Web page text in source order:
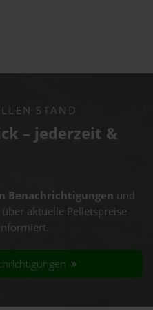
STAND
– jederzeit &
Benachrichtigungen und
aktuelle Pelletspreise